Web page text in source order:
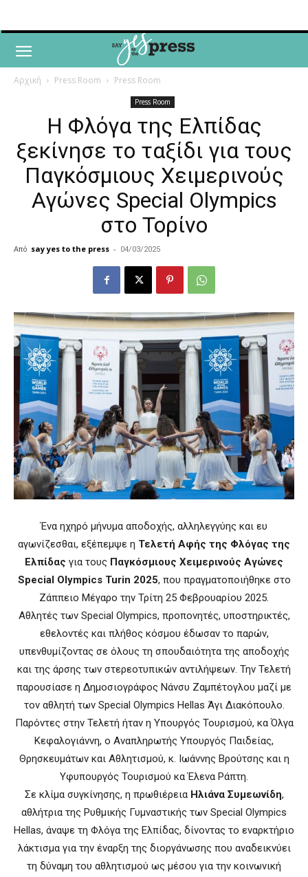
Αρχική Press Room Press Room
Press Room
Η Φλόγα της Ελπίδας
ξεκίνησε το ταξίδι για τους
Παγκόσμιους Χειμερινούς
Αγώνες Special Olympics
στο Τορίνο
Από say yes to the press - 04/03/2025
Ένα ηχηρό μήνυμα αποδοχής, αλληλεγγύης και ευ
αγωνίζεσθαι, εξέπεμψε η Τελετή Αφής της Φλόγας της
Ελπίδας για τους Παγκόσμιους Χειμερινούς Αγώνες
Special Olympics Turin 2025, που πραγματοποιήθηκε στο
Ζάππειο Μέγαρο την Τρίτη 25 Φεβρουαρίου 2025.
Αθλητές των Special Olympics, προπονητές, υποστηρικτές,
εθελοντές και πλήθος κόσμου έδωσαν το παρών,
υπενθυμίζοντας σε όλους τη σπουδαιότητα της αποδοχής
και της άρσης των στερεοτυπικών αντιλήψεων. Την Τελετή
παρουσίασε η Δημοσιογράφος Νάνσυ Ζαμπέτογλου μαζί με
τον αθλητή των Special Olympics Hellas Άγι Διακόπουλο.
Παρόντες στην Τελετή ήταν η Υπουργός Τουρισμού, κα Όλγα
Κεφαλογιάννη, ο Αναπληρωτής Υπουργός Παιδείας,
Θρησκευμάτων και Αθλητισμού, κ. Ιωάννης Βρούτσης και η
Υφυπουργός Τουρισμού κα Έλενα Ράπτη.
Σε κλίμα συγκίνησης, η πρωθιέρεια Ηλιάνα Συμεωνίδη,
αθλήτρια της Ρυθμικής Γυμναστικής των Special Olympics
Hellas, άναψε τη Φλόγα της Ελπίδας, δίνοντας το εναρκτήριο
λάκτισμα για την έναρξη της διοργάνωσης που αναδεικνύει
τη δύναμη του αθλητισμού ως μέσου για την κοινωνική